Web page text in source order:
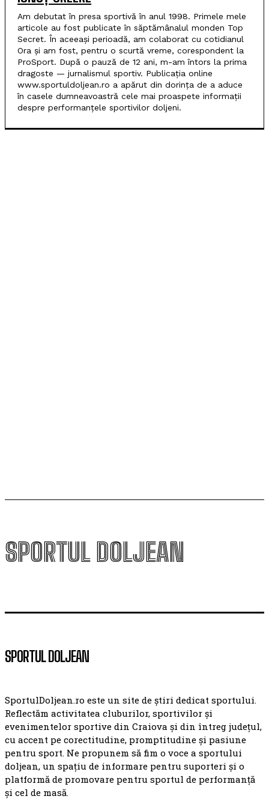
Am debutat în presa sportivă în anul 1998. Primele mele
articole au fost publicate în săptămânalul monden Top
Secret. În aceeași perioadă, am colaborat cu cotidianul
Ora și am fost, pentru o scurtă vreme, corespondent la
ProSport. După o pauză de 12 ani, m-am întors la prima
dragoste — jurnalismul sportiv. Publicația online
www.sportuldoljean.ro a apărut din dorința de a aduce
în casele dumneavoastră cele mai proaspete informații
despre performanțele sportivilor doljeni.
SPORTUL DOLJEAN
SPORTUL DOLJEAN
SportulDoljean.ro este un site de știri dedicat sportului.
Reflectăm activitatea cluburilor, sportivilor și
evenimentelor sportive din Craiova și din întreg județul,
cu accent pe corectitudine, promptitudine și pasiune
pentru sport. Ne propunem să fim o voce a sportului
doljean, un spațiu de informare pentru suporteri și o
platformă de promovare pentru sportul de performanță
și cel de masă.